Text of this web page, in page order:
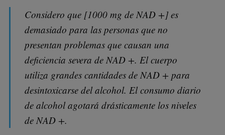
Considero que [1000 mg de NAD +] es
demasiado para las personas que no
presentan problemas que causan una
deficiencia severa de NAD +. El cuerpo
utiliza grandes cantidades de NAD + para
desintoxicarse del alcohol. El consumo diario
de alcohol agotará drásticamente los niveles
de NAD +.